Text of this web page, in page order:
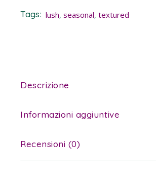
Tags: lush,seasonal,textured
Descrizione
Informazioni aggiuntive
Recensioni (0)